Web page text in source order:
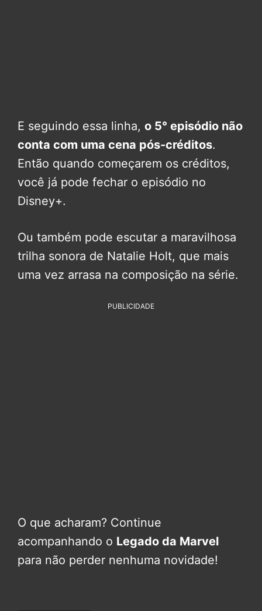
E seguindo essa linha, o 5° episódio não
conta com uma cena pós-créditos.
Então quando começarem os créditos,
você já pode fechar o episódio no
Disney+.
Ou também pode escutar a maravilhosa
trilha sonora de Natalie Holt, que mais
uma vez arrasa na composição na série.
PUBLICIDADE
O que acharam? Continue
acompanhando o Legado da Marvel
para não perder nenhuma novidade!